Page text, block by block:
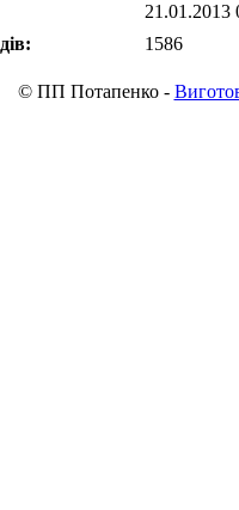
21.01.2013
1586
© ПП Потапенко -